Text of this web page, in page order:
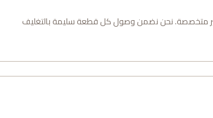
متخصصة. نحن نضمن وصول كل قطعة سليمة بالتغليف